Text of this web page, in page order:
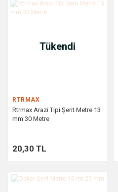
Tükendi
RTRMAX
Rtrmax Arazi Tipi Şerit Metre 13
mm 30 Metre
20,30 TL